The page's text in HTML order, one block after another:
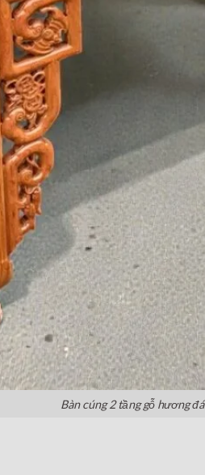
Bàn cúng 2 tầng gỗ hương đá